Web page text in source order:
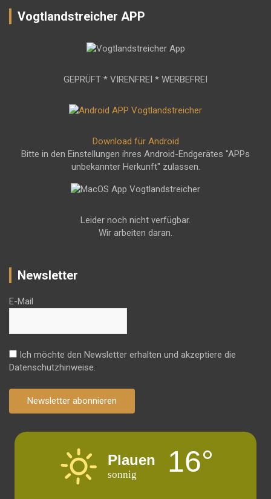
Vogtlandstreicher APP
GEPRÜFT * VIRENFREI * WERBEFREI
Download für Android
Bitte in den Einstellungen ihres Android-Endgerätes "APPs
unbekannter Herkunft" zulassen.
Leider noch nicht verfügbar.
Wir arbeiten daran.
Newsletter
E-Mail
Ich möchte den Newsletter erhalten und akzeptiere die
Datenschutzhinweise.
Newsletter abonnieren
Plauen
sonnig 16°